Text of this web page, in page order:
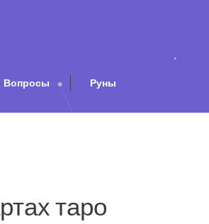
Вопросы Руны
таро